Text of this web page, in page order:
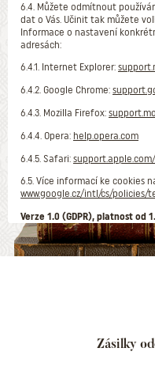
6.4. Můžete odmítnout
dat o Vás. Učinit tak můžete
Informace o nastavení
adresách:
6.4.1. Internet Explorer:
6.4.2. Google Chrome:
6.4.3. Mozilla Firefox:
6.4.4. Opera: help.opera.com
6.4.5. Safari: support.apple.com/
6.5. Více informací ke cookies
www.google.cz/intl/cs/policies/
Verze 1.0 (GDPR), platnost od
Zásilky